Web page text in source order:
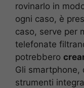
rovinarlo in
ogni caso, è
caso, serve per
telefonate
potrebbero
Gli smartphone,
strumenti